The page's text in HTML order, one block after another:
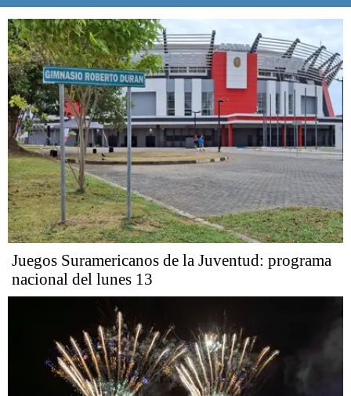
Juegos Suramericanos de la Juventud: programa
nacional del lunes 13